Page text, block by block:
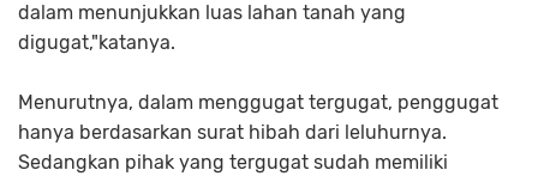
dalam menunjukkan luas lahan tanah yang
digugat,"katanya.
Menurutnya, dalam menggugat tergugat, penggugat
hanya berdasarkan surat hibah dari leluhurnya.
Sedangkan pihak yang tergugat sudah memiliki